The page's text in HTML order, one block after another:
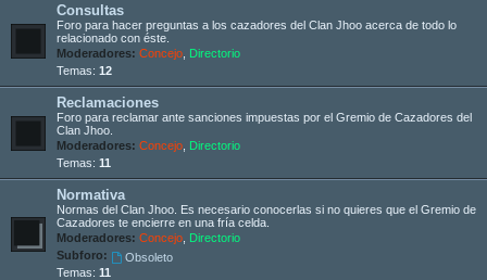
Consultas
Foro para hacer preguntas a los cazadores del Clan Jhoo acerca de todo lo
relacionado con éste.
Moderadores: Concejo Directorio
Temas: 12
Reclamaciones
Foro para reclamar ante sanciones impuestas por el Gremio de Cazadores del
Clan Jhoo.
Moderadores: Concejo Directorio
Temas: 11
Normativa
Normas del Clan Jhoo. Es necesario conocerlas si no quieres que el Gremio de
Cazadores te encierre en una fría celda.
Moderadores: Concejo Directorio
Subforo:
Obsoleto
Temas: 11